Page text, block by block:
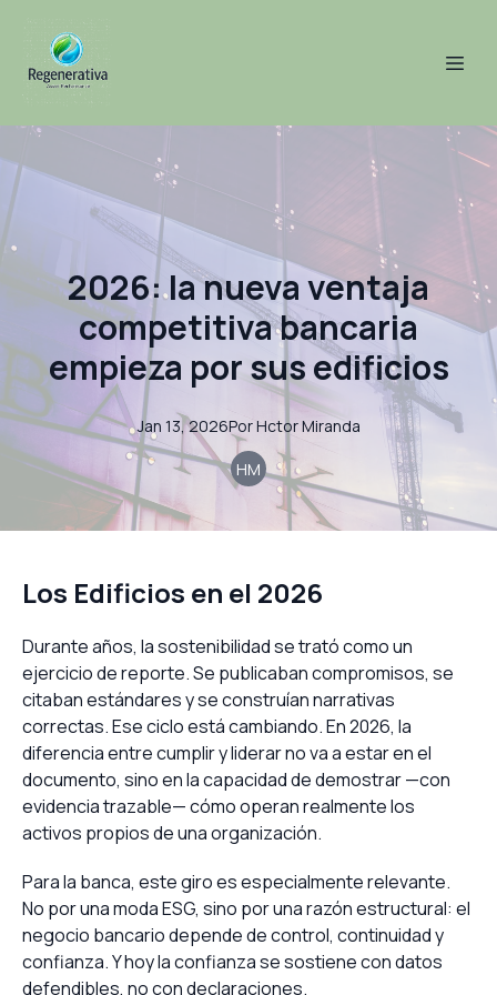
2026: la nueva ventaja
competitiva bancaria
empieza por sus edificios
Jan 13, 2026PorHctorMiranda
HM
Los Edificios en el 2026
Durante años, la sostenibilidad se trató como un
ejercicio de reporte. Se publicaban compromisos, se
citaban estándares y se construían narrativas
correctas. Ese ciclo está cambiando. En 2026, la
diferencia entre cumplir y liderar no va a estar en el
documento, sino en la capacidad de demostrar —con
evidencia trazable— cómo operan realmente los
activos propios de una organización.
Para la banca, este giro es especialmente relevante.
No por una moda ESG, sino por una razón estructural: el
negocio bancario depende de control, continuidad y
confianza. Y hoy la confianza se sostiene con datos
defendibles, no con declaraciones.